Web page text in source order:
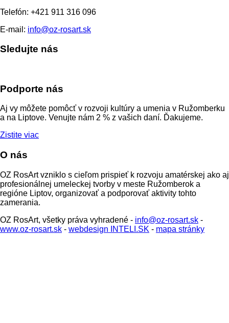
Telefón: +421 911 316 096
E-mail: info@oz-rosart.sk
Sledujte nás
Podporte nás
Aj vy môžete pomôcť v rozvoji kultúry a umenia v Ružomberku
a na Liptove. Venujte nám 2 % z vašich daní. Ďakujeme.
Zistite viac
O nás
OZ RosArt vzniklo s cieľom prispieť k rozvoju amatérskej ako aj
profesionálnej umeleckej tvorby v meste Ružomberok a
regióne Liptov, organizovať a podporovať aktivity tohto
zamerania.
OZ RosArt, všetky práva vyhradené - info@oz-rosart.sk -
www.oz-rosart.sk - webdesign INTELI.SK - mapa stránky